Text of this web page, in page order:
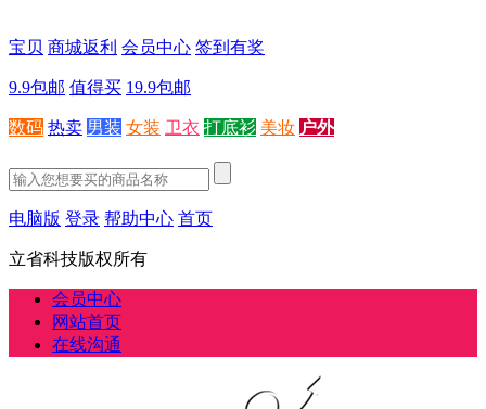
宝贝 商城返利 会员中心 签到有奖
9.9包邮 值得买 19.9包邮
数码 热卖 男装 女装 卫衣 打底衫 美妆 户外
电脑版 登录 帮助中心 首页
立省科技版权所有
会员中心
网站首页
在线沟通